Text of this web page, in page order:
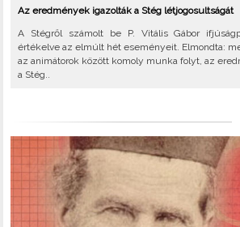
Az eredmények igazolták a Stég létjogosultságát
A Stégről számolt be P. Vitális Gábor
értékelve az elmúlt hét eseményeit. Elmondta:
az animátorok között komoly munka folyt, az
a Stég..